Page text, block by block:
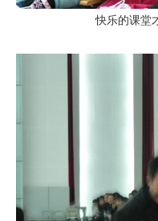
快乐的课堂